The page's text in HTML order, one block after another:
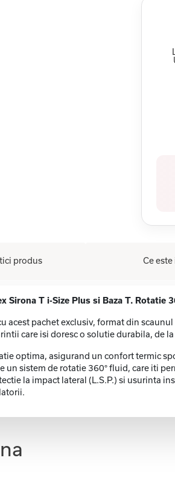
produs Ce
T i-Size Plus si Baza T. Rotatie
acest pachet exclusiv, format din scaunul
care isi doresc o solutie durabila, de la
optima, asigurand un confort termic
un sistem de rotatie 360° fluid, care iti
la impact lateral (L.S.P.) si usurinta